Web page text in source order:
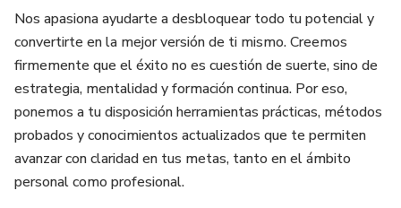
Nos apasiona ayudarte a desbloquear todo tu potencial y
convertirte en la mejor versión de ti mismo. Creemos
firmemente que el éxito no es cuestión de suerte, sino de
estrategia, mentalidad y formación continua. Por eso,
ponemos a tu disposición herramientas prácticas, métodos
probados y conocimientos actualizados que te permiten
avanzar con claridad en tus metas, tanto en el ámbito
personal como profesional.